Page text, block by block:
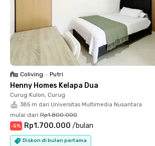
Coliving • Putri
Henny Homes Kelapa Dua
Curug Kulon, Curug
385 m dari Universitas Multimedia Nusantara
mulai dari Rp1.800.000
-5% Rp1.700.000 /bulan
Diskon di bulan pertama